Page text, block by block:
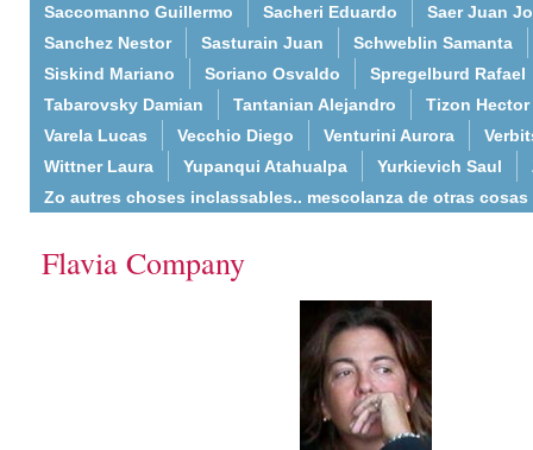
Saccomanno Guillermo
Sacheri Eduardo
Saer Juan
Sanchez Nestor
Sasturain Juan
Schweblin Samanta
Siskind Mariano
Soriano Osvaldo
Spregelburd Rafael
Tabarovsky Damian
Tantanian Alejandro
Tizon Hector
Varela Lucas
Vecchio Diego Venturini Aurora
Wittner Laura
Yupanqui Atahualpa Yurkievich Saul
Zo autres choses inclassables.. mescolanza de otras cosas
Flavia Company